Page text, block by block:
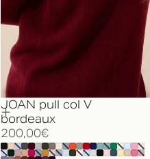
JOAN pull col V
bordeaux
200,00€